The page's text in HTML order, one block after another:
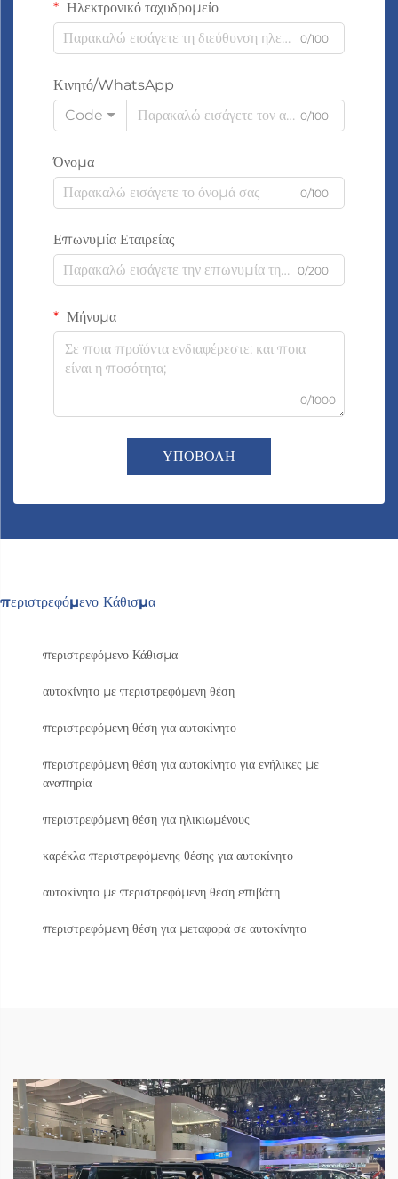
Ηλεκτρονικό ταχυδρομείο
0/100
Κινητό/WhatsApp
Code
0/100
Όνομα
0/100
Επωνυμία Εταιρείας
0/200
Μήνυμα
0/1000
ΥΠΟΒΟΛΗ
περιστρεφόμενο Κάθισμα
περιστρεφόμενο Κάθισμα
αυτοκίνητο με περιστρεφόμενη θέση
περιστρεφόμενη θέση για αυτοκίνητο
περιστρεφόμενη θέση για αυτοκίνητο για ενήλικες με
αναπηρία
περιστρεφόμενη θέση για ηλικιωμένους
καρέκλα περιστρεφόμενης θέσης για αυτοκίνητο
αυτοκίνητο με περιστρεφόμενη θέση επιβάτη
περιστρεφόμενη θέση για μεταφορά σε αυτοκίνητο